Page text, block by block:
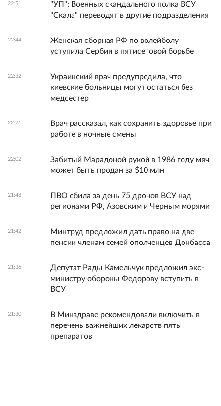
22:51
"УП": Военных скандального полка ВСУ
"Скала" переводят в другие подразделения
22:44
Женская сборная РФ по волейболу
уступила Сербии в пятисетовой борьбе
22:32
Украинский врач предупредила, что
киевские больницы могут остаться без
медсестер
22:21
Врач рассказал, как сохранить здоровье при
работе в ночные смены
22:02
Забитый Марадоной рукой в 1986 году мяч
может быть продан за $10 млн
21:48
ПВО сбила за день 75 дронов ВСУ над
регионами РФ, Азовским и Черным морями
21:42
Минтруд предложил дать право на две
пенсии членам семей ополченцев Донбасса
21:36
Депутат Рады Камельчук предложил экс-
министру обороны Федорову вступить в
ВСУ
21:30
В Минздраве рекомендовали включить в
перечень важнейших лекарств пять
препаратов